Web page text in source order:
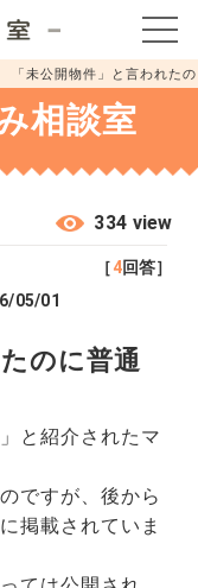
「未公開物件」と言われた
相談室
05/01
［4回答］
334 view
のに普通
と紹介されたマ
ですが、後から
掲載されていま